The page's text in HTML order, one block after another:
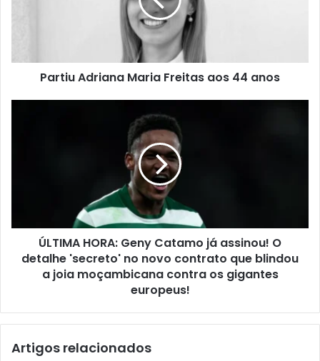
Partiu Adriana Maria Freitas aos 44 anos
ÚLTIMA HORA: Geny Catamo já assinou! O
detalhe 'secreto' no novo contrato que blindou
a joia moçambicana contra os gigantes
europeus!
Artigos relacionados